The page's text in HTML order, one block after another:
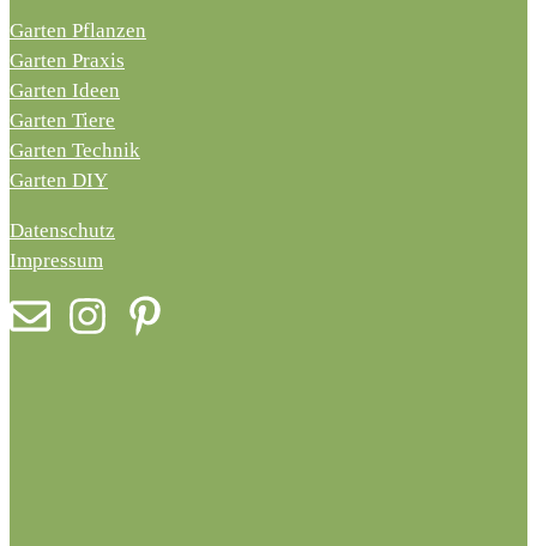
Garten Pflanzen
Garten Praxis
Garten Ideen
Garten Tiere
Garten Technik
Garten DIY
Datenschutz
Impressum